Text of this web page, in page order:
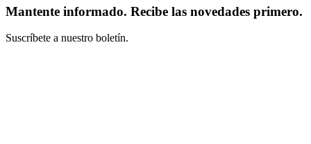
Mantente informado. Recibe las novedades primero.
Suscríbete a nuestro boletín.